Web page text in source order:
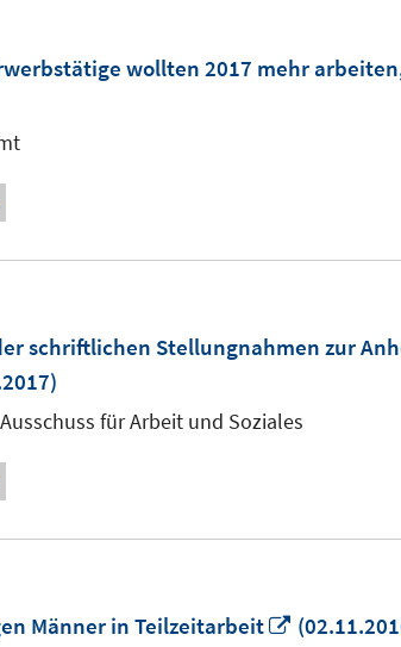
wollten 2017 mehr
schriftlichen Stellungnahmen zur
für Arbeit und Soziales
Männer in Teilzeitarbeit
In